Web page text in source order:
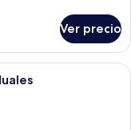
Ver precio
de hotel con dos camas,